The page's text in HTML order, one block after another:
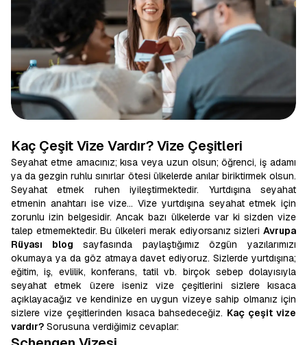
Kaç Çeşit Vize Vardır? Vize Çeşitleri
Seyahat etme amacınız; kısa veya uzun olsun; öğrenci, iş adamı
ya da gezgin ruhlu sınırlar ötesi ülkelerde anılar biriktirmek olsun.
Seyahat etmek ruhen iyileştirmektedir. Yurtdışına seyahat
etmenin anahtarı ise vize… Vize yurtdışına seyahat etmek için
zorunlu izin belgesidir. Ancak bazı ülkelerde var ki sizden vize
talep etmemektedir. Bu ülkeleri merak ediyorsanız sizleri Avrupa
Rüyası blog sayfasında paylaştığımız özgün yazılarımızı
okumaya ya da göz atmaya davet ediyoruz. Sizlerde yurtdışına;
eğitim, iş, evlilik, konferans, tatil vb. birçok sebep dolayısıyla
seyahat etmek üzere iseniz vize çeşitlerini sizlere kısaca
açıklayacağız ve kendinize en uygun vizeye sahip olmanız için
sizlere vize çeşitlerinden kısaca bahsedeceğiz. Kaç çeşit vize
vardır? Sorusuna verdiğimiz cevaplar: